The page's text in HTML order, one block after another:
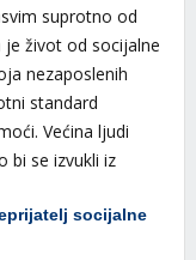
suprotno od
život od socijalne
nezaposlenih
standard
Većina ljudi
bi se izvukli iz
socijalne